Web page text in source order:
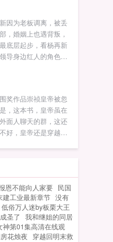
因为老板调离，被丢
，婚姻上也遇背叛，
底层起步，看杨再新
导身边红人的角色，
别忘记分享给朋友...
奖作品崇祯皇帝被忽
，这本书，皇帝虽在
面人聊天的群，这还
好，皇帝还是穿越
恩不能向人家要 民国
建工业最新章节 没有
低俗万人迷by板栗大王
圣了 我和继姐的同居
神第01集高清在线观
花烛夜 穿越回明末救